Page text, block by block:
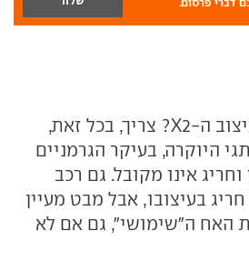
מה שונה ומיוחד בעיצוב ה-X2? צריך, בכל זאת,
היוקרה, בעיקר הגרמניים
אינו מקובל. גם רכב
חריג בעיצובו, אבל מבט מעיין
האח ה"שימושי", גם אם לא